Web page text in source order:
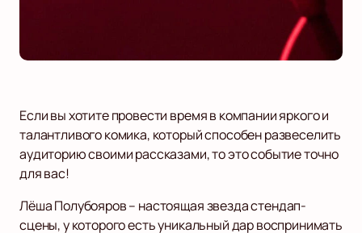
Если вы хотите провести время в компании яркого и
талантливого комика, который способен развеселить
аудиторию своими рассказами, то это событие точно
для вас!
Лёша Полубояров – настоящая звезда стендап-
сцены, у которого есть уникальный дар воспринимать